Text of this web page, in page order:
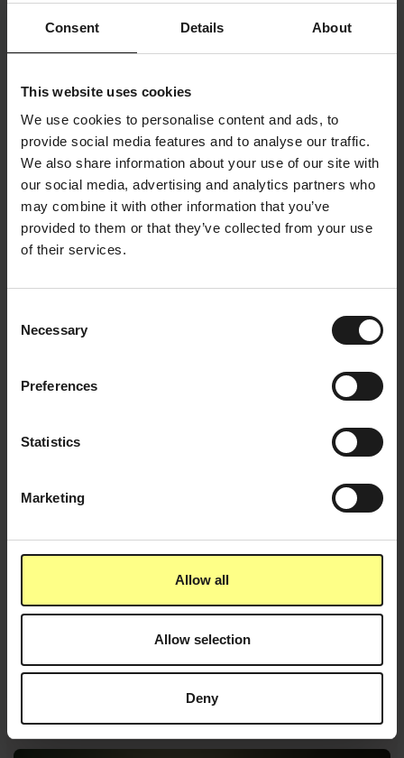
Consent Details About
This website uses cookies
We use cookies to personalise content and ads, to
provide social media features and to analyse our traffic.
We also share information about your use of our site with
our social media, advertising and analytics partners who
may combine it with other information that you’ve
provided to them or that they’ve collected from your use
of their services.
Selection
Necessary
Preferences
Statistics
Marketing
Allow all
Allow selection
Deny
Case: Ipsos